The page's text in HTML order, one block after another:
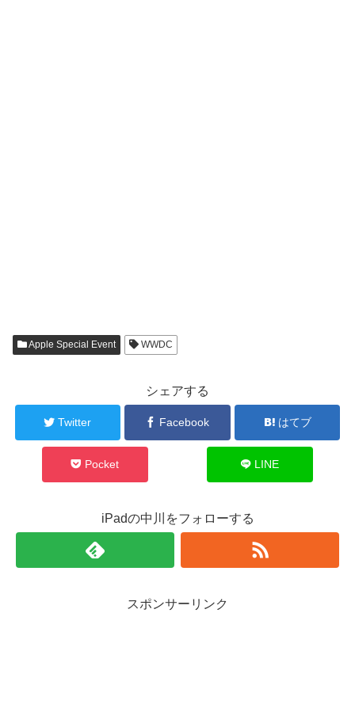
Apple Special Event WWDC
シェアする
Twitter Facebook はてブ
Pocket LINE
iPadの中川をフォローする
スポンサーリンク